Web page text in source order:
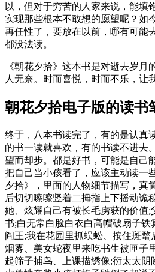
以，但对于穷苦的人家来说，能填
实现那些根本不敢想的愿望呢？如
再任性了，要放在以前，哪有可能
都没法读。
《朝花夕拾》这本书是对逝去岁月
人无奈。时而喜悦，时而不乐，让
朝花夕拾电子版的读书
终于，八本书读完了，有的是认真
的书一读就喜欢，有的书读不进去
望而却步。都是好书，可能是自己
把自己当小孩看了，应该主动读一
夕拾》，里面的人物细节描写，真
后切切嚓嚓竖着二拇指上下摇动诡
她、炫耀自己有被长毛虏获的价值;
书;白无常白脸白衣白高帽破扇子铁
阎王;我在花园里抓蜈蚣、按住斑蝥
烟雾、美女蛇夜里来吃书生被匣子
起筛子捕鸟、上课描绣像;衍太太阴